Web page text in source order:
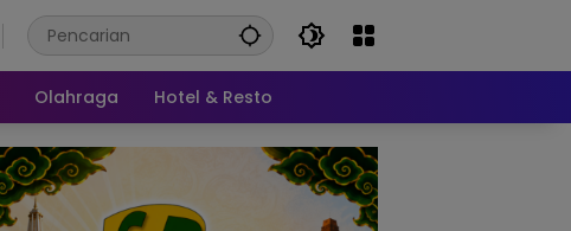
Olahraga Hotel & Resto